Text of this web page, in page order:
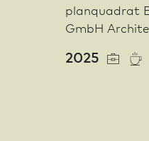
planquadrat
GmbH
2025